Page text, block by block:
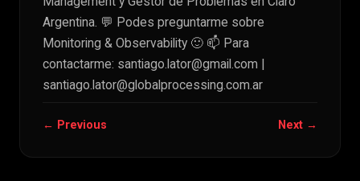
Argentina. 💬 Podes preguntarme sobre
Monitoring & Observability 🙂 📫 Para
contactarme: santiago.lator@gmail.com |
santiago.lator@globalprocessing.com.ar
← Previous Next →